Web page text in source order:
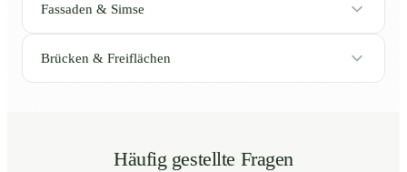
Fassaden & Simse
Brücken & Freiflächen
Häufig gestellte Fragen